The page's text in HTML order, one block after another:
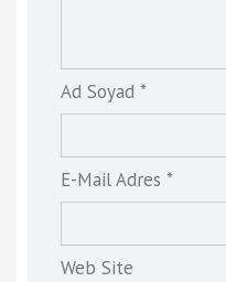
Ad Soyad *
E-Mail Adres *
Web Site